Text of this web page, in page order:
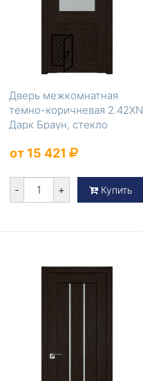
Дверь межкомнатная
темно-коричневая 2.42XN
Дарк Браун, стекло
от 15 421
- + Купить